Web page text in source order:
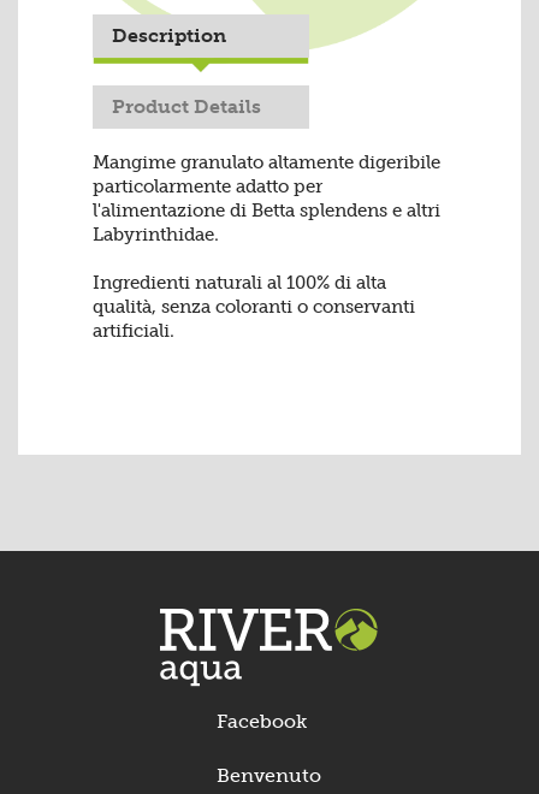
Description
Product Details
Mangime granulato altamente digeribile
particolarmente adatto per
l'alimentazione di Betta splendens e altri
Labyrinthidae.
Ingredienti naturali al 100% di alta
qualità, senza coloranti o conservanti
artificiali.
Facebook
Benvenuto